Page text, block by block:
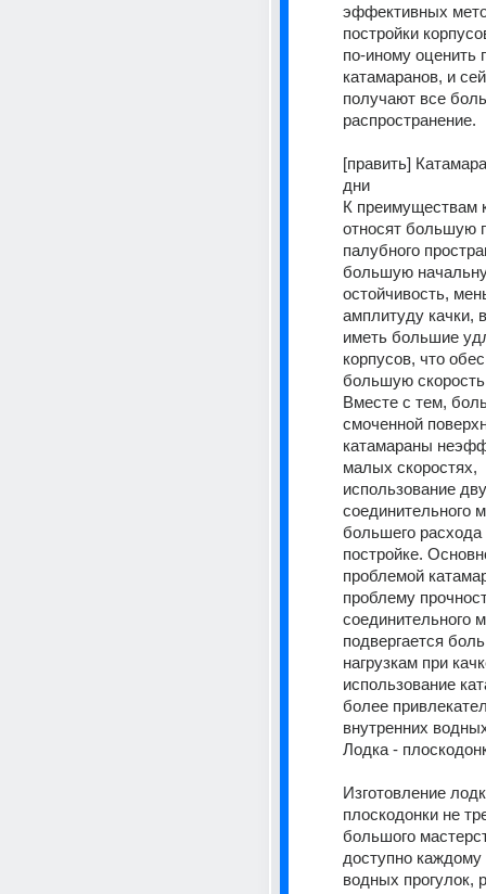
эффективных
постройки
по-иному оценить
катамаранов, и
получают все
распространение.
[править]
дни
К преимуществам
относят большую
палубного
большую
остойчивость,
амплитуду качки,
иметь большие
корпусов, что
большую
Вместе с тем,
смоченной
катамараны
малых скоростях,
использование
соединительного
большего
постройке.
проблемой
проблему
соединительного
подвергается
нагрузкам при
использование
более
внутренних
Лодка -
Изготовление
плоскодонки не
большого
доступно
водных прогулок,